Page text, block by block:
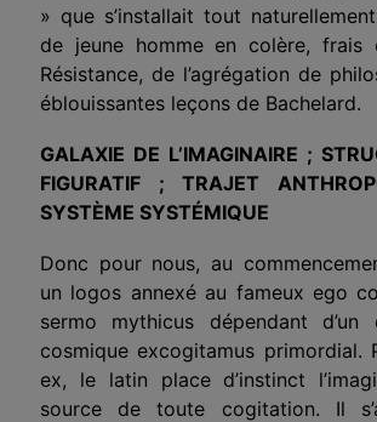
» que s’installait tout
de jeune homme en colère, frais
Résistance, de l’agrégation de
éblouissantes leçons de Bachelard.
GALAXIE DE L’IMAGINAIRE ;
FIGURATIF ; TRAJET
SYSTÈME SYSTÉMIQUE
Donc pour nous, au
un logos annexé au fameux ego
sermo mythicus dépendant d’un
cosmique excogitamus primordial.
ex, le latin place d’instinct
source de toute cogitation. Il